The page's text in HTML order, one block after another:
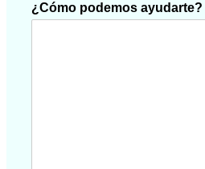
¿Cómo podemos ayudarte?